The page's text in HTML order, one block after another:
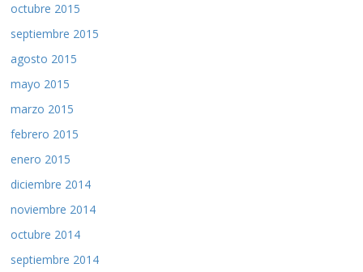
octubre 2015
septiembre 2015
agosto 2015
mayo 2015
marzo 2015
febrero 2015
enero 2015
diciembre 2014
noviembre 2014
octubre 2014
septiembre 2014